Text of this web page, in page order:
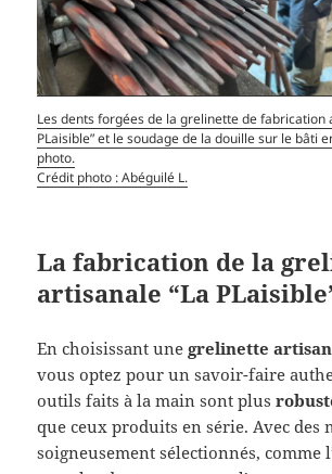
Les dents forgées de la grelinette de fabrication
PLaisible” et le soudage de la douille sur le bâti
photo.
Crédit photo : Abéguilé L.
La fabrication de la
artisanale “La
En choisissant unegrelinette
vous optez pour un savoir-faire
outils faits à la main sont plus
que ceux produits en série. Avec des
soigneusement sélectionnés, comme